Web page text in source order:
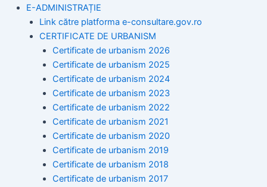
E-ADMINISTRAȚIE
Link către platforma e-consultare.gov.ro
CERTIFICATE DE URBANISM
Certificate de urbanism 2026
Certificate de urbanism 2025
Certificate de urbanism 2024
Certificate de urbanism 2023
Certificate de urbanism 2022
Certificate de urbanism 2021
Certificate de urbanism 2020
Certificate de urbanism 2019
Certificate de urbanism 2018
Certificate de urbanism 2017